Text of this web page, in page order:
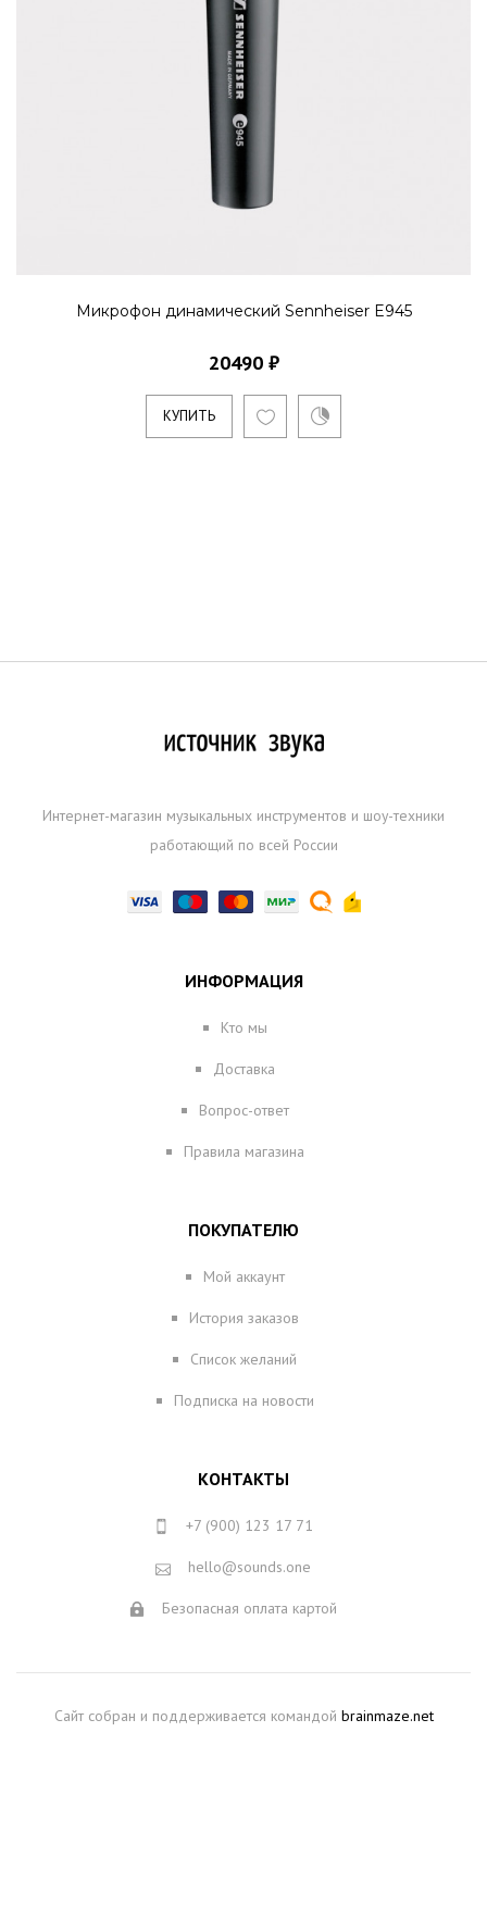
Микрофон динамический Sennheiser E945
20490 ₽
КУПИТЬ
Интернет-магазин музыкальных инструментов и шоу-техники
работающий по всей России
ИНФОРМАЦИЯ
Кто мы
Доставка
Вопрос-ответ
Правила магазина
ПОКУПАТЕЛЮ
Мой аккаунт
История заказов
Список желаний
Подписка на новости
КОНТАКТЫ
+7 (900) 123 17 71
hello@sounds.one
Безопасная оплата картой
Сайт собран и поддерживается командой brainmaze.net